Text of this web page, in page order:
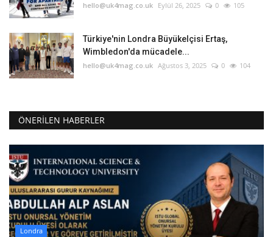
hello@uk4mag.co.uk Eylül 26, 2025 0 105
Türkiye'nin Londra Büyükelçisi Ertaş,
Wimbledon'da mücadele...
hello@uk4mag.co.uk Ağustos 3, 2025 0 104
ÖNERILEN HABERLER
Londra